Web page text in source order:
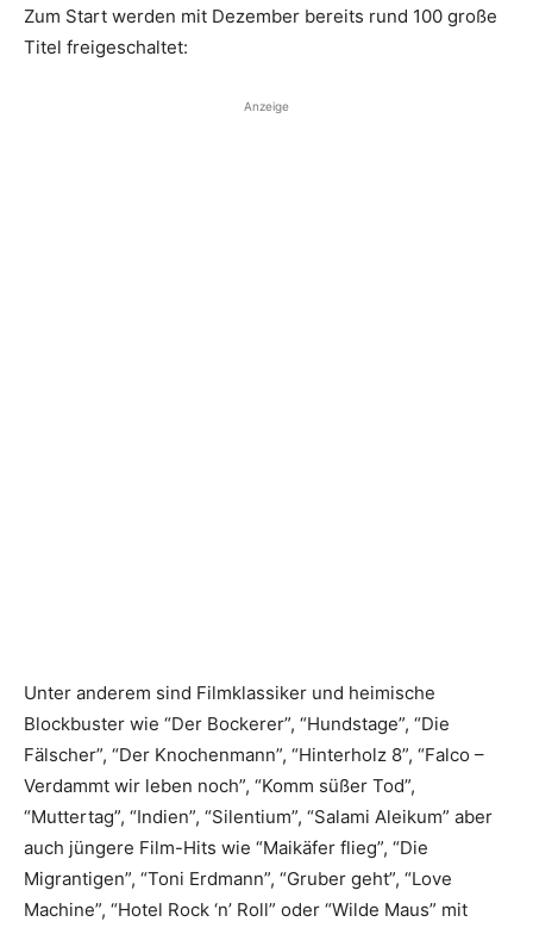
Zum Start werden mit Dezember bereits rund 100 große
Titel freigeschaltet:
Anzeige
Unter anderem sind Filmklassiker und heimische
Blockbuster wie “Der Bockerer”, “Hundstage”, “Die
Fälscher”, “Der Knochenmann”, “Hinterholz 8”, “Falco –
Verdammt wir leben noch”, “Komm süßer Tod”,
“Muttertag”, “Indien”, “Silentium”, “Salami Aleikum” aber
auch jüngere Film-Hits wie “Maikäfer flieg”, “Die
Migrantigen”, “Toni Erdmann”, “Gruber geht”, “Love
Machine”, “Hotel Rock ‘n’ Roll” oder “Wilde Maus” mit